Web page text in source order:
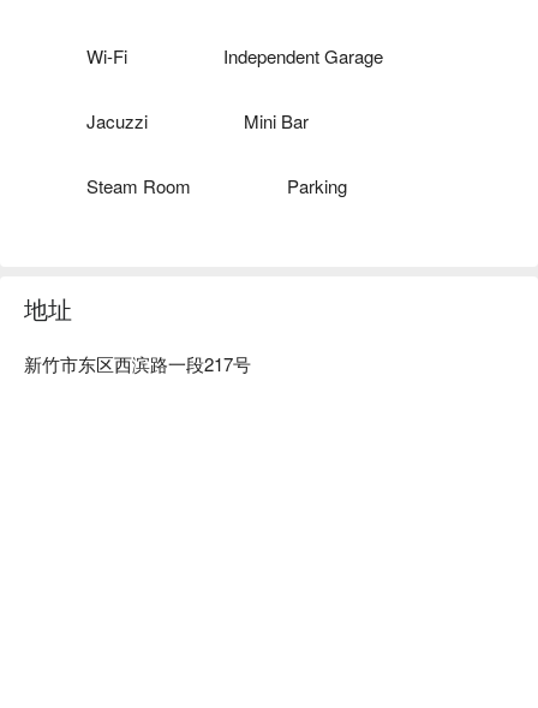
Wi-Fi Independent Garage
Jacuzzi Mini Bar
Steam Room Parking
地址
新竹市东区西滨路一段217号